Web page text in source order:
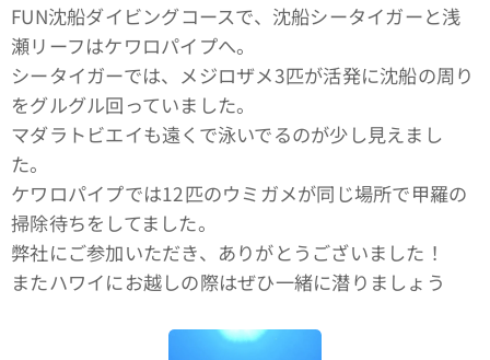
FUN沈船ダイビングコースで、沈船シータイガーと浅
瀬リーフはケワロパイプへ。
シータイガーでは、メジロザメ3匹が活発に沈船の周り
をグルグル回っていました。
マダラトビエイも遠くで泳いでるのが少し見えまし
た。
ケワロパイプでは12匹のウミガメが同じ場所で甲羅の
掃除待ちをしてました。
弊社にご参加いただき、ありがとうございました！
またハワイにお越しの際はぜひ一緒に潜りましょう🤙